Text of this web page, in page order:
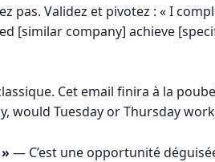
pas. Validez et pivotez : « I
[similar company] achieve
Cet email finira à la
would Tuesday or Thursday
— C’est une opportunité